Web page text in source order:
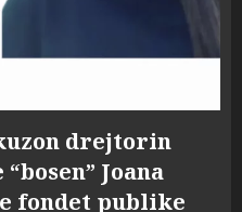
drejtorin
Joana
fondet publike